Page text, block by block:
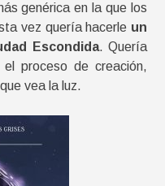
genérica en la que los
vez quería hacerle un
Escondida. Quería
proceso de creación,
vea la luz.